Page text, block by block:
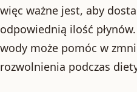
więc ważne jest, aby
odpowiednią ilość
wody może pomóc w
rozwolnienia podczas